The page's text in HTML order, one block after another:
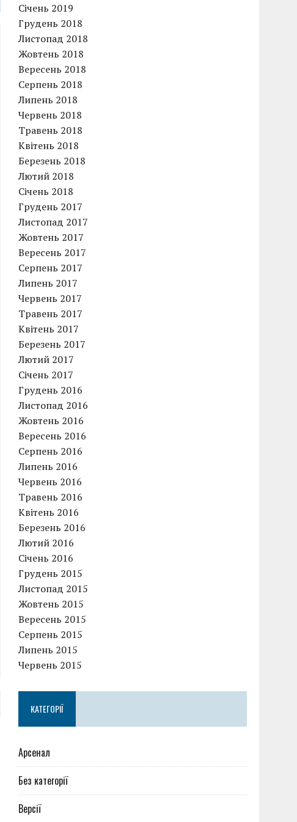
Січень 2019
Грудень 2018
Листопад 2018
Жовтень 2018
Вересень 2018
Серпень 2018
Липень 2018
Червень 2018
Травень 2018
Квітень 2018
Березень 2018
Лютий 2018
Січень 2018
Грудень 2017
Листопад 2017
Жовтень 2017
Вересень 2017
Серпень 2017
Липень 2017
Червень 2017
Травень 2017
Квітень 2017
Березень 2017
Лютий 2017
Січень 2017
Грудень 2016
Листопад 2016
Жовтень 2016
Вересень 2016
Серпень 2016
Липень 2016
Червень 2016
Травень 2016
Квітень 2016
Березень 2016
Лютий 2016
Січень 2016
Грудень 2015
Листопад 2015
Жовтень 2015
Вересень 2015
Серпень 2015
Липень 2015
Червень 2015
КАТЕГОРІЇ
Арсенал
Без категорії
Версії